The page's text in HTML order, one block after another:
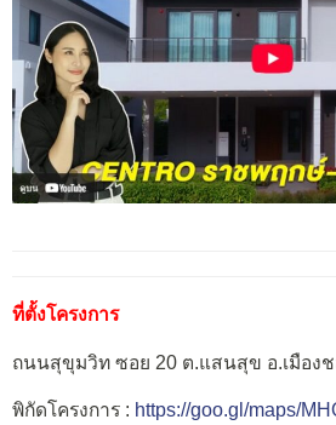
ที่ตั้งโครงการ
ถนนสุขุมวิท ซอย 20 ต.แสนสุข อ.เมือง
พิกัดโครงการ : https://goo.gl/maps/